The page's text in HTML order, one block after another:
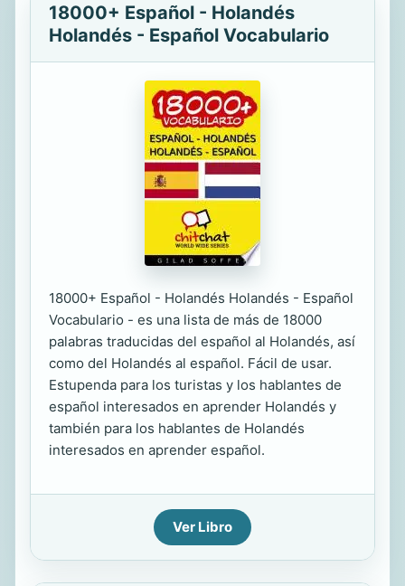
18000+ Español - Holandés
Holandés - Español Vocabulario
18000+ Español - Holandés Holandés - Español
Vocabulario - es una lista de más de 18000
palabras traducidas del español al Holandés, así
como del Holandés al español. Fácil de usar.
Estupenda para los turistas y los hablantes de
español interesados en aprender Holandés y
también para los hablantes de Holandés
interesados en aprender español.
Ver Libro